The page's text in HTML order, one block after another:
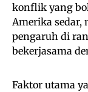
konflik yang
Amerika sedar,
pengaruh di
bekerjasama
Faktor utama